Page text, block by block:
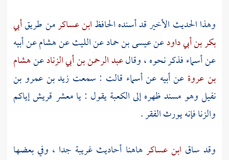
وهذا الحديث الأخير قد أسنده الحافظابن عساكرمن طريقأبي
بكر بن أبي داودعنعيسى بن حمادعنالليثعنهشامعن أبيه
عنأسماءفذكر نحوه ، وقالعبد الرحمن بن أبي الزنادعنهشام
بن عروة عن أبيه عنأسماء قالت : سمعت زيد بن عمرو بن
نفيلوهو مسند ظهره إلىالكعبةيقول : يا معشر قريشإياكم
والزنا فإنه يورث الفقر .
وقد ساق ابن عساكرهاهنا أحاديث غريبة جدا ، وفي بعضها